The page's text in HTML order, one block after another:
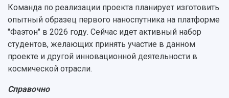
Команда по реализации проекта планирует изготовить
опытный образец первого наноспутника на платформе
"Фаэтон" в 2026 году. Сейчас идет активный набор
студентов, желающих принять участие в данном
проекте и другой инновационной деятельности в
космической отрасли.
Справочно